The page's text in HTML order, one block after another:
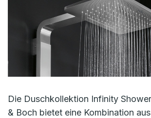
Die Duschkollektion Infinity
& Boch bietet eine Kombination